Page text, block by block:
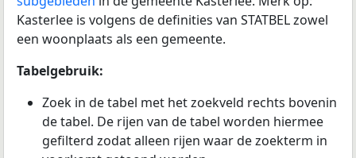
Kasterlee is volgens de definities van STATBEL zowel
een woonplaats als een gemeente.
Tabelgebruik:
Zoek in de tabel met het zoekveld rechts bovenin
de tabel. De rijen van de tabel worden hiermee
gefilterd zodat alleen rijen waar de zoekterm in